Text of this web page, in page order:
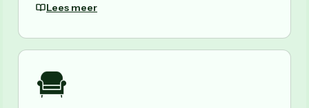
Lees meer